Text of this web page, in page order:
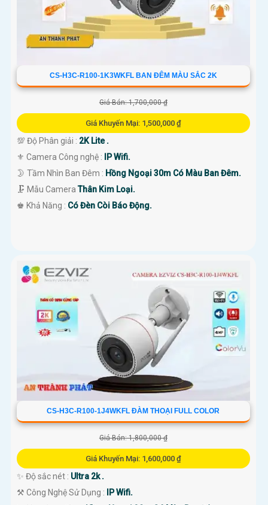
CS-H3C-R100-1K3WKFL BAN ĐÊM MÀU SẮC 2K
Giá Bán: 1,700,000 ₫
Giá Khuyến Mại: 1,500,000 ₫
💯 Độ Phân giải : 2K Lite .
⚜️ Camera Công nghệ :
IP Wifi.
🌛 Tầm Nhìn Ban Đêm : Hồng Ngoại 30m Có Màu Ban Đêm.
🗜️ Mẫu CameraThân Kim Loại.
️♚ Khả Năng : Có Đèn Còi Báo Động.
CS-H3C-R100-1J4WKFL ĐÀM THOẠI FULL COLOR
Giá Bán: 1,800,000 ₫
Giá Khuyến Mại: 1,600,000 ₫
✨ Độ sắc nét : Ultra 2k .
⚒ Công Nghệ Sử Dụng : IP Wifi.